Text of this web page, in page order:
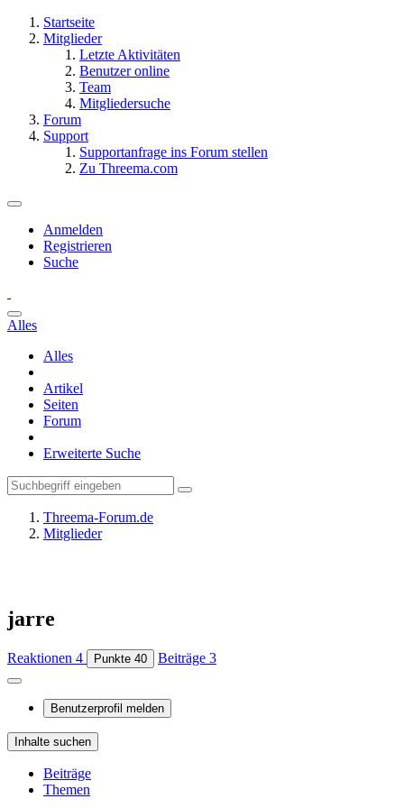
Startseite
Mitglieder
Letzte Aktivitäten
Benutzer online
Team
Mitgliedersuche
Forum
Support
Supportanfrage ins Forum stellen
Zu Threema.com
Anmelden
Registrieren
Suche
Alles
Alles
Artikel
Seiten
Forum
Erweiterte Suche
Threema-Forum.de
Mitglieder
jarre
Reaktionen 4 Punkte 40 Beiträge 3
Benutzerprofil melden
Inhalte suchen
Beiträge
Themen